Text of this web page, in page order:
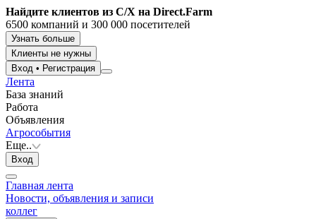
Найдите клиентов из С/Х на Direct.Farm
6500 компаний и 300 000 посетителей
Узнать больше
Клиенты не нужны
Вход • Регистрация
Лента
База знаний
Работа
Объявления
Агрособытия
Еще..
Вход
Главная лента
Новости, объявления и записи
коллег